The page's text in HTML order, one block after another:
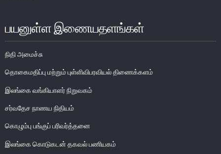
பாதுகாப்பு பண்புகள்
நாணய முகாமைத்துவம்
இலங்கை நாணயத்தின் வரலாறு
பொதுமக்கள் நாணயமாற்றுக் கருமபீடம்
நாணய அருங்காட்சியகம்
பயனுள்ள இணையதளங்கள்
நிதி அமைச்சு
தொகைமதிப்பு மற்றும் புள்ளிவிபரவியல் திணைக்களம்
இலங்கை வங்கியாளர் நிறுவகம்
சர்வதேச நாணய நிதியம்
கொழும்பு பங்குப் பரிவர்த்தனை
இலங்கை கொடுகடன் தகவல் பணியகம்